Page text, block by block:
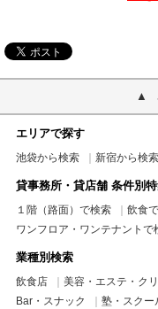
エリアで探す
池袋から検索 新宿から検索
貸事務所・貸店舗 条件別
１階（路面）で検索 飲食
ワンフロア・ワンテナントで
業種別検索
飲食店 美容・エステ・ク
Bar・スナック
塾・スクー